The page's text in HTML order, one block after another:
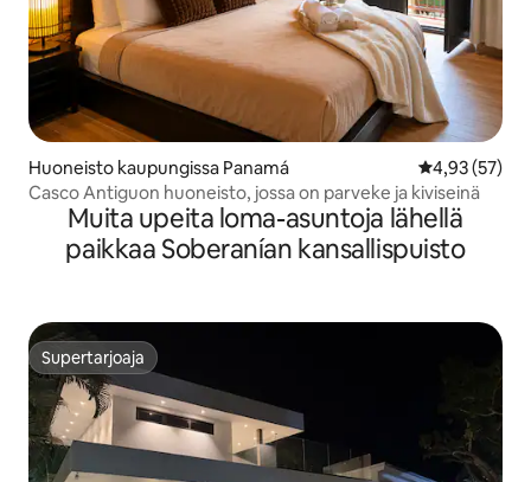
Huoneisto kaupungissa Panamá
4,93 (57)
Casco Antiguon huoneisto, jossa on parveke ja kiviseinä
Muita upeita loma-asuntoja lähellä
paikkaa Soberanían kansallispuisto
Supertarjoaja
Supertarjoaja